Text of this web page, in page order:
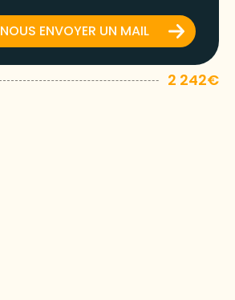
NOUS ENVOYER UN MAIL
2 242€